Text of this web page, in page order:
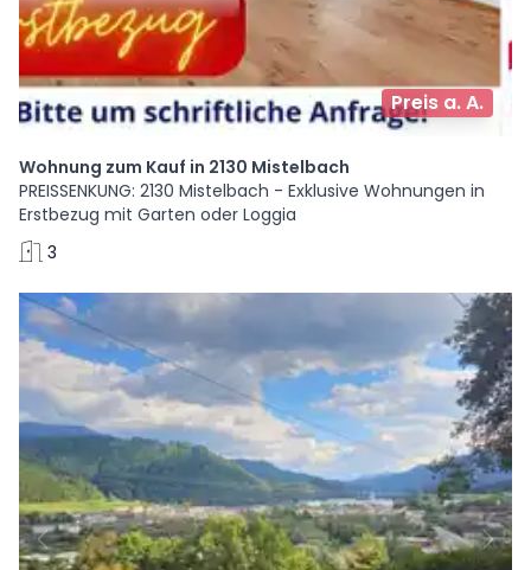
Preis a. A.
Wohnung zum Kauf in 2130 Mistelbach
PREISSENKUNG: 2130 Mistelbach - Exklusive Wohnungen in
Erstbezug mit Garten oder Loggia
3